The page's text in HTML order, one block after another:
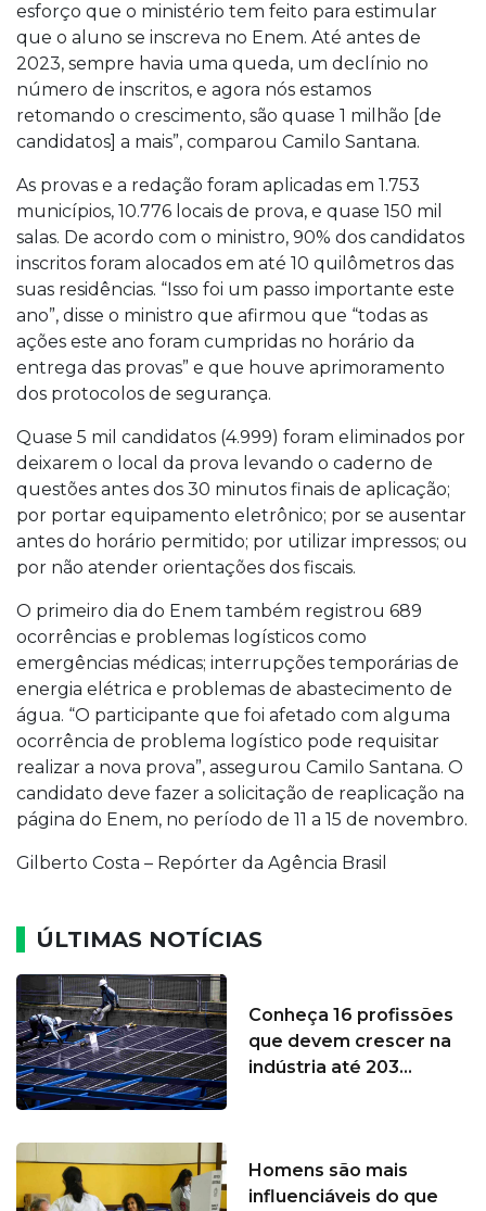
esforço que o ministério tem feito para estimular
que o aluno se inscreva no Enem. Até antes de
2023, sempre havia uma queda, um declínio no
número de inscritos, e agora nós estamos
retomando o crescimento, são quase 1 milhão [de
candidatos] a mais”, comparou Camilo Santana.
As provas e a redação foram aplicadas em 1.753
municípios, 10.776 locais de prova, e quase 150 mil
salas. De acordo com o ministro, 90% dos candidatos
inscritos foram alocados em até 10 quilômetros das
suas residências. “Isso foi um passo importante este
ano”, disse o ministro que afirmou que “todas as
ações este ano foram cumpridas no horário da
entrega das provas” e que houve aprimoramento
dos protocolos de segurança.
Quase 5 mil candidatos (4.999) foram eliminados por
deixarem o local da prova levando o caderno de
questões antes dos 30 minutos finais de aplicação;
por portar equipamento eletrônico; por se ausentar
antes do horário permitido; por utilizar impressos; ou
por não atender orientações dos fiscais.
O primeiro dia do Enem também registrou 689
ocorrências e problemas logísticos como
emergências médicas; interrupções temporárias de
energia elétrica e problemas de abastecimento de
água. “O participante que foi afetado com alguma
ocorrência de problema logístico pode requisitar
realizar a nova prova”, assegurou Camilo Santana. O
candidato deve fazer a solicitação de reaplicação na
página do Enem, no período de 11 a 15 de novembro.
Gilberto Costa – Repórter da Agência Brasil
ÚLTIMAS NOTÍCIAS
Conheça 16 profissões
que devem crescer na
indústria até 203...
Homens são mais
influenciáveis do que